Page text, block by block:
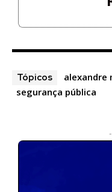
Tópicos alexandre
segurança pública